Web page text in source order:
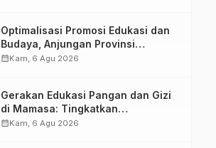
Optimalisasi Promosi Edukasi dan
Budaya, Anjungan Provinsi
Sulawesi Barat Perkuat Kolaborasi
calendar_monthKam, 6 Agu 2026
Gerakan Edukasi Pangan dan Gizi
di Mamasa: Tingkatkan
Pengetahuan dan Keterampilan
calendar_monthKam, 6 Agu 2026